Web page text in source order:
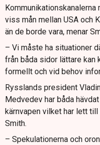
viss mån mellan USA och
än de borde vara, menar
– Vi måste ha situationer
från båda sidor lättare kan
formellt och vid behov
Rysslands president
Medvedev har båda
kärnvapen vilket har lett
Smith.
– Spekulationerna och